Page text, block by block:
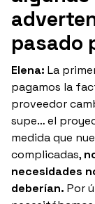
pasado
Elena: La
pagamos la
proveedor
supe… el
medida que
complicadas,
necesidades
deberían. Por